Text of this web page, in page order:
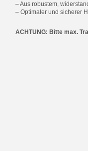
– Aus robustem,
– Optimaler und sicherer
ACHTUNG: Bitte max.